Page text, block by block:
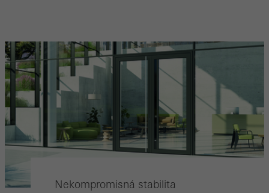
Nekompromisná stabilita